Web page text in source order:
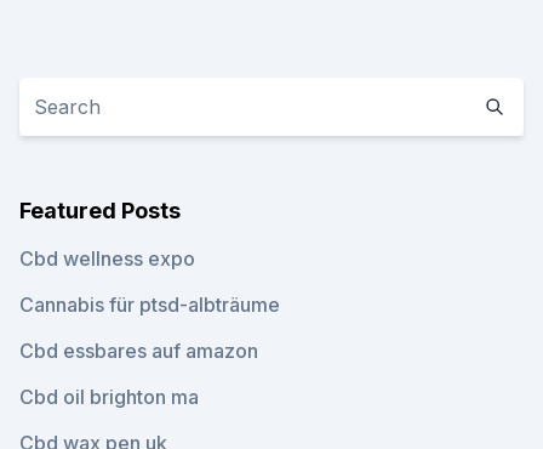
Featured Posts
Cbd wellness expo
Cannabis für ptsd-albträume
Cbd essbares auf amazon
Cbd oil brighton ma
Cbd wax pen uk